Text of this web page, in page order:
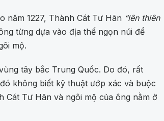
năm 1227, Thành Cát Tư Hãn “lên thiên
từng dựa vào địa thế ngọn núi để
mộ.
tây bắc Trung Quốc. Do đó, rất
không biết kỹ thuật ướp xác và buộc
Tư Hãn và ngôi mộ của ông nằm ở